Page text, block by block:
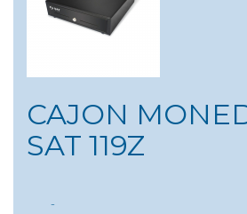
CAJON
SAT 119Z
-